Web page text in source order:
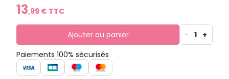
13,99 € TTC
Ajouter au panier - 1 +
Paiements 100% sécurisés